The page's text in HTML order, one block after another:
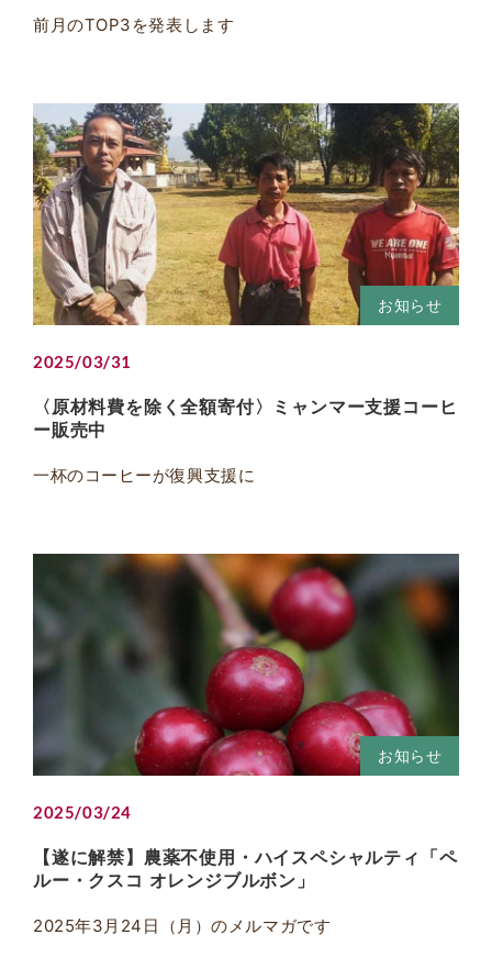
前月のTOP3を発表します
お知らせ
2025/03/31
〈原材料費を除く全額寄付〉ミャンマー支援コーヒ
ー販売中
一杯のコーヒーが復興支援に
お知らせ
2025/03/24
【遂に解禁】農薬不使用・ハイスペシャルティ「ペ
ルー・クスコ オレンジブルボン」
2025年3月24日（月）のメルマガです